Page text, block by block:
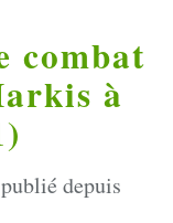
combat
à
depuis